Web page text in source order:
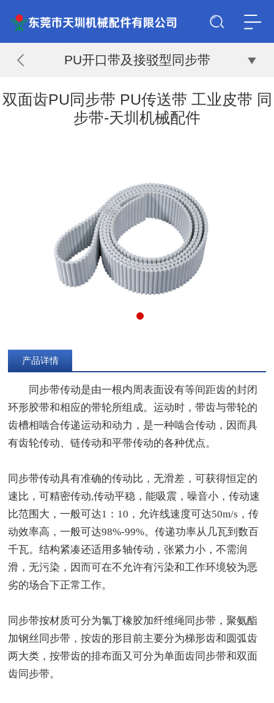
PU开口带及接驳型同步带
双面齿PU同步带 PU传送带 工业皮带 同
步带-天圳机械配件
产品详情
同步带传动是由一根内周表面设有等间距齿的封闭
环形胶带和相应的带轮所组成。运动时，带齿与带轮的
齿槽相啮合传递运动和动力，是一种啮合传动，因而具
有齿轮传动、链传动和平带传动的各种优点。
同步带传动具有准确的传动比，无滑差，可获得恒定的
速比，可精密传动,传动平稳，能吸震，噪音小，传动速
比范围大，一般可达1：10，允许线速度可达50m/s，传
动效率高，一般可达98%-99%。传递功率从几瓦到数百
千瓦。结构紧凑还适用多轴传动，张紧力小，不需润
滑，无污染，因而可在不允许有污染和工作环境较为恶
劣的场合下正常工作。
同步带按材质可分为氯丁橡胶加纤维绳同步带，聚氨酯
加钢丝同步带，按齿的形目前主要分为梯形齿和圆弧齿
两大类，按带齿的排布面又可分为单面齿同步带和双面
齿同步带。